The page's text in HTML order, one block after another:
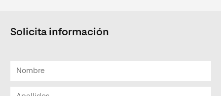
Solicita información